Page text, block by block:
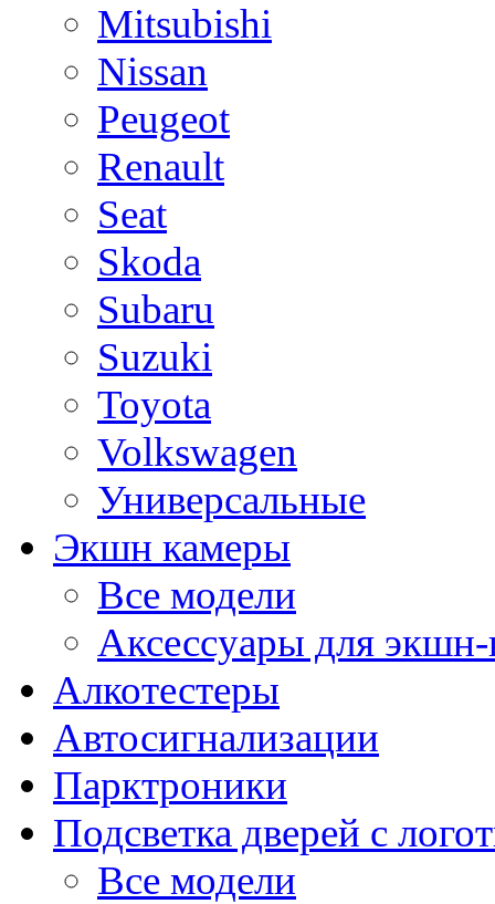
Mitsubishi
Nissan
Peugeot
Renault
Seat
Skoda
Subaru
Suzuki
Toyota
Volkswagen
Универсальные
Экшн камеры
Все модели
Аксессуары для
Алкотестеры
Автосигнализации
Парктроники
Подсветка дверей с
Все модели